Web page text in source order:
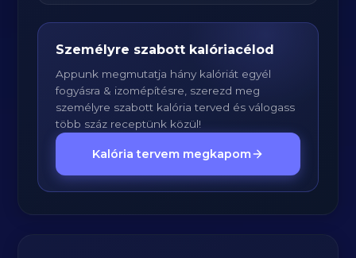
Személyre szabott kalóriacélod
Appunk megmutatja hány kalóriát egyél
fogyásra & izomépítésre, szerezd meg
személyre szabott kalória terved és válogass
több száz receptünk közül!
Kalória tervem megkapom